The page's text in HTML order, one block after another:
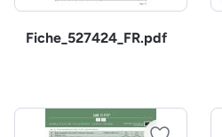
Fiche_527424_FR.pdf